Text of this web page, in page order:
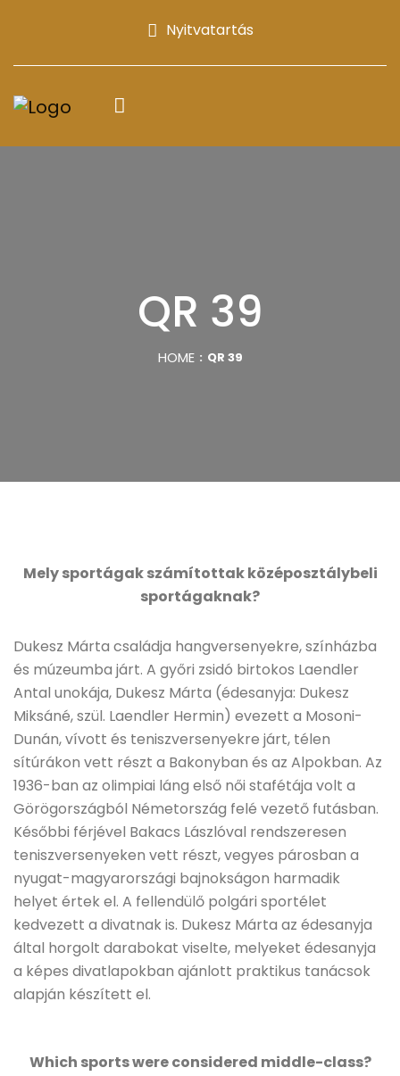
Nyitvatartás
QR 39
HOME QR 39
Mely sportágak számítottak középosztálybeli
sportágaknak?
Dukesz Márta családja hangversenyekre, színházba
és múzeumba járt. A győri zsidó birtokos Laendler
Antal unokája, Dukesz Márta (édesanyja: Dukesz
Miksáné, szül. Laendler Hermin) evezett a Mosoni-
Dunán, vívott és teniszversenyekre járt, télen
sítúrákon vett részt a Bakonyban és az Alpokban. Az
1936-ban az olimpiai láng első női stafétája volt a
Görögországból Németország felé vezető futásban.
Későbbi férjével Bakacs Lászlóval rendszeresen
teniszversenyeken vett részt, vegyes párosban a
nyugat-magyarországi bajnokságon harmadik
helyet értek el. A fellendülő polgári sportélet
kedvezett a divatnak is. Dukesz Márta az édesanyja
által horgolt darabokat viselte, melyeket édesanyja
a képes divatlapokban ajánlott praktikus tanácsok
alapján készített el.
Which sports were considered middle-class?